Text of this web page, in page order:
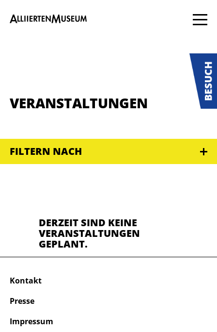
VERANSTALTUNGEN
FILTERN NACH
DERZEIT SIND KEINE
VERANSTALTUNGEN
GEPLANT.
Kontakt
Presse
Impressum